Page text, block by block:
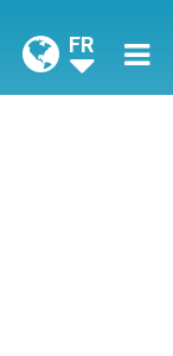
FR